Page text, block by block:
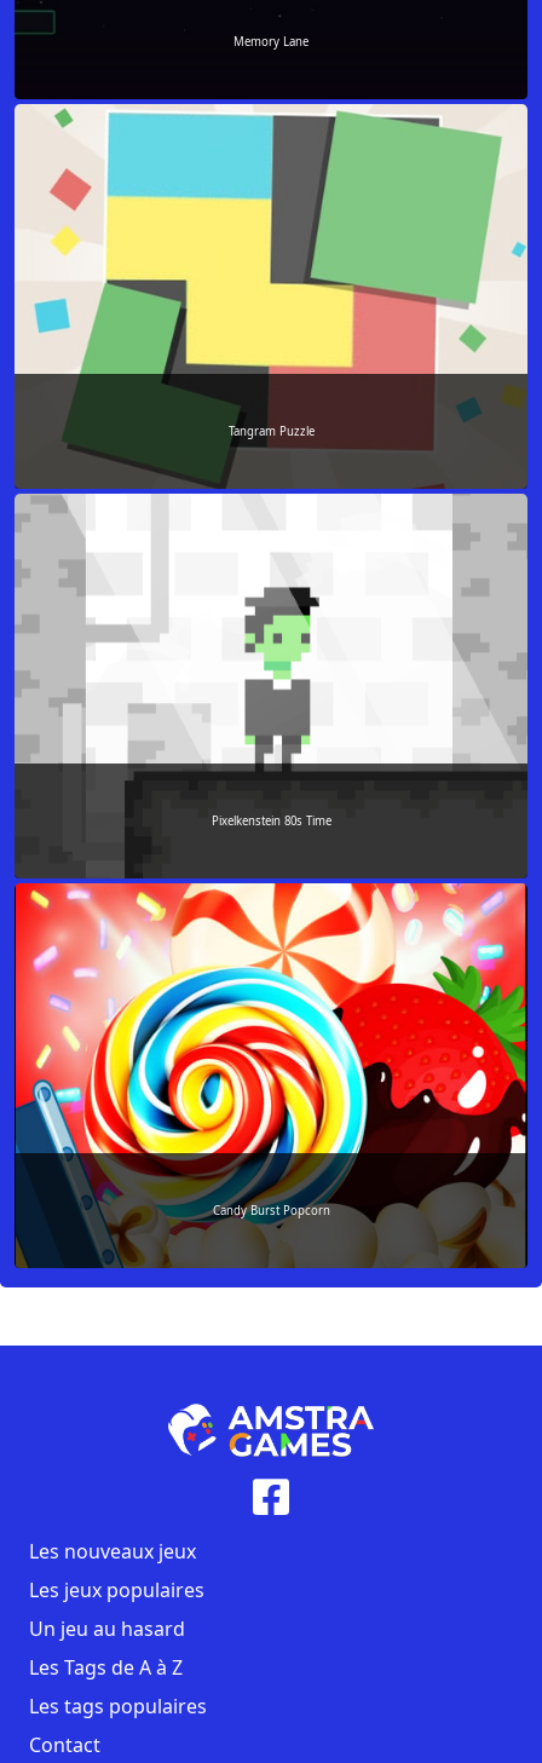
Memory Lane
Tangram Puzzle
Pixelkenstein 80s Time
Candy Burst Popcorn
Les nouveaux jeux
Les jeux populaires
Un jeu au hasard
Les Tags de A à Z
Les tags populaires
Contact